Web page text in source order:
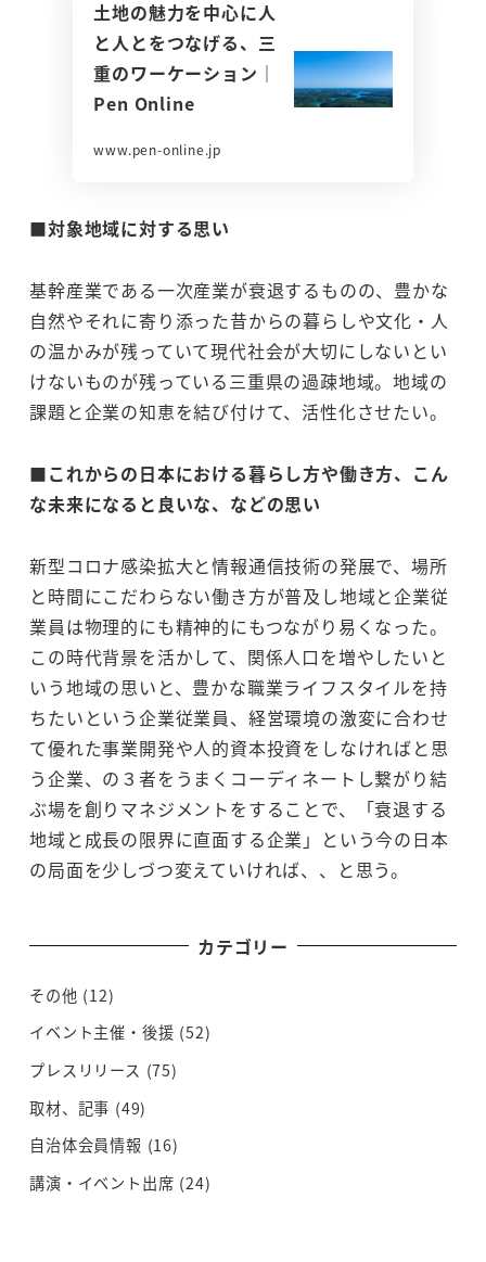
土地の魅力を中心に人
と人とをつなげる、三
重のワーケーション｜
Pen Online
www.pen-online.jp
■対象地域に対する思い
基幹産業である一次産業が衰退するものの、豊かな
自然やそれに寄り添った昔からの暮らしや文化・人
の温かみが残っていて現代社会が大切にしないとい
けないものが残っている三重県の過疎地域。地域の
課題と企業の知恵を結び付けて、活性化させたい。
■これからの日本における暮らし方や働き方、こん
な未来になると良いな、などの思い
新型コロナ感染拡大と情報通信技術の発展で、場所
と時間にこだわらない働き方が普及し地域と企業従
業員は物理的にも精神的にもつながり易くなった。
この時代背景を活かして、関係人口を増やしたいと
いう地域の思いと、豊かな職業ライフスタイルを持
ちたいという企業従業員、経営環境の激変に合わせ
て優れた事業開発や人的資本投資をしなければと思
う企業、の３者をうまくコーディネートし繋がり結
ぶ場を創りマネジメントをすることで、「衰退する
地域と成長の限界に直面する企業」という今の日本
の局面を少しづつ変えていければ、、と思う。
カテゴリー
その他 (12)
イベント主催・後援 (52)
プレスリリース (75)
取材、記事 (49)
自治体会員情報 (16)
講演・イベント出席 (24)